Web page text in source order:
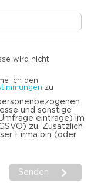
wird nicht
ich den
zu
und sonstige
eintrage) im
zu. Zusätzlich
Firma bin (oder
Senden